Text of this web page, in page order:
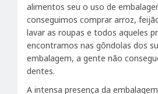
alimentos seu o uso de
conseguimos comprar arroz,
lavar as roupas e todos aqueles
encontramos nas gôndolas dos
embalagem, a gente não
dentes.
A intensa presença da